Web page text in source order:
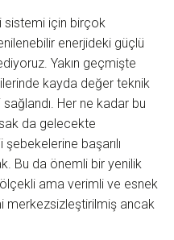
sistemi için birçok
enerjideki güçlü
Yakın geçmişte
kayda değer teknik
Her ne kadar bu
da gelecekte
başarılı
Bu da önemli bir yenilik
ama verimli ve esnek
merkezsizleştirilmiş ancak